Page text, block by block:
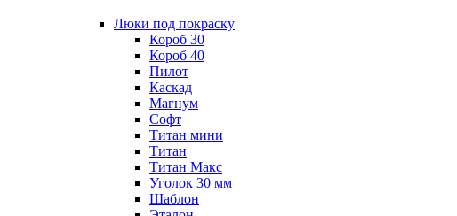
Люки под покраску
Короб 30
Короб 40
Пилот
Каскад
Магнум
Софт
Титан мини
Титан
Титан Макс
Уголок 30 мм
Шаблон